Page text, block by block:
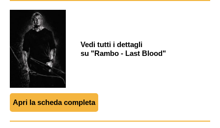
Vedi tutti i dettagli
su "Rambo - Last Blood"
Apri la scheda completa